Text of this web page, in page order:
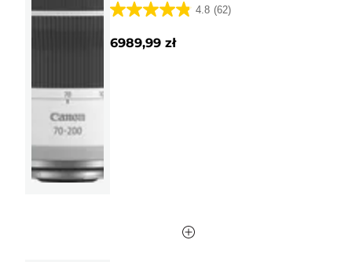
4.8 (62)
4.8
na
6989,99 zł